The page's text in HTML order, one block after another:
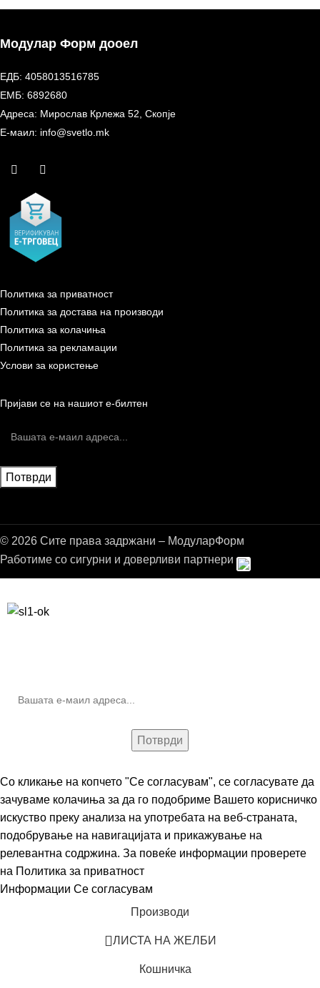
Модулар Форм дооел
ЕДБ: 4058013516785
ЕМБ: 6892680
Адреса: Мирослав Крлежа 52, Скопје
Е-маил: info@svetlo.mk
Политика за приватност
Политика за достава на производи
Политика за колачиња
Политика за рекламации
Услови за користење
Пријави се на нашиот е-билтен
© 2026 Сите права задржани – МодуларФорм
Работиме со сигурни и доверливи партнери
Со кликање на копчето "Се согласувам", се согласувате да
зачуваме колачиња за да го подобриме Вашето корисничко
искуство преку анализа на употребата на веб-страната,
подобрување на навигацијата и прикажување на
релевантна содржина. За повеќе информации проверете
на Политика за приватност
Информации Се согласувам
Производи
ЛИСТА НА ЖЕЛБИ
Кошничка